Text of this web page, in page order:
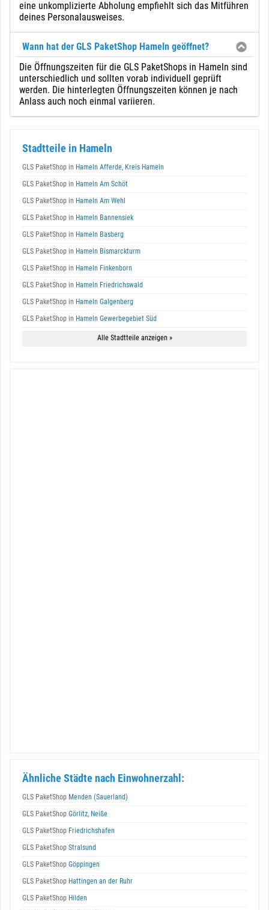
eine unkomplizierte Abholung empfiehlt sich das Mitführen
deines Personalausweises.
Wann hat der GLS PaketShop Hameln geöffnet?
Die Öffnungszeiten für die GLS PaketShops in Hameln sind
unterschiedlich und sollten vorab individuell geprüft
werden. Die hinterlegten Öffnungszeiten können je nach
Anlass auch noch einmal variieren.
Stadtteile in Hameln
GLS PaketShop in Hameln Afferde, Kreis Hameln
GLS PaketShop in Hameln Am Schöt
GLS PaketShop in Hameln Am Wehl
GLS PaketShop in Hameln Bannensiek
GLS PaketShop in Hameln Basberg
GLS PaketShop in Hameln Bismarckturm
GLS PaketShop in Hameln Finkenborn
GLS PaketShop in Hameln Friedrichswald
GLS PaketShop in Hameln Galgenberg
GLS PaketShop in Hameln Gewerbegebiet Süd
Alle Stadtteile anzeigen »
Ähnliche Städte nach Einwohnerzahl:
GLS PaketShop Menden (Sauerland)
GLS PaketShop Görlitz, Neiße
GLS PaketShop Friedrichshafen
GLS PaketShop Stralsund
GLS PaketShop Göppingen
GLS PaketShop Hattingen an der Ruhr
GLS PaketShop Hilden